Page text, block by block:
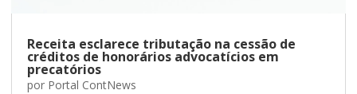
Receita esclarece tributação na cessão de
créditos de honorários advocatícios em
precatórios
por Portal ContNews